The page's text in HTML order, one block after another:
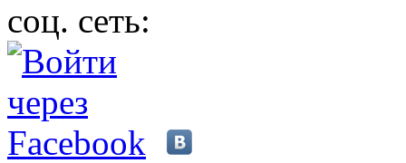
соц. сеть: